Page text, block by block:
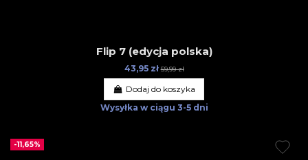
Flip 7 (edycja polska)
43,95 zł59,99 zł
Dodaj do koszyka
Wysyłka w ciągu 3-5 dni
-11,65%